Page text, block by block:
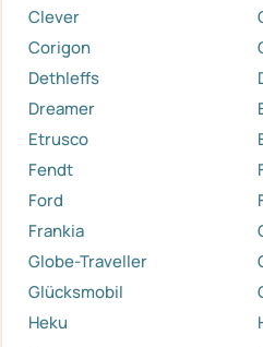
Clever
Corigon
Dethleffs
Dreamer
Etrusco
Fendt
Ford
Frankia
Globe-Traveller
Glücksmobil
Heku